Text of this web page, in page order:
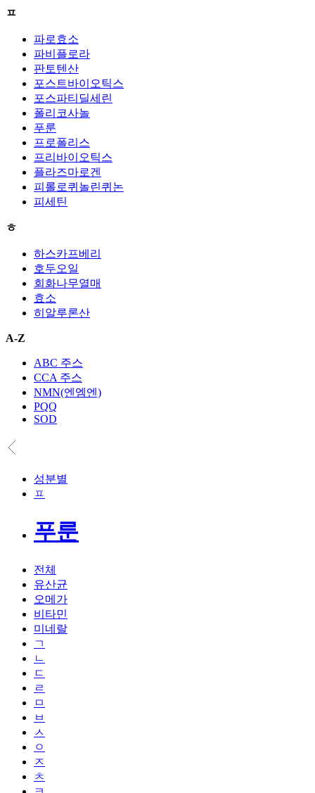
ㅍ
파로효소
파비플로라
판토텐산
포스트바이오틱스
포스파티딜세린
폴리코사놀
푸룬
프로폴리스
프리바이오틱스
플라즈마로겐
피롤로퀴놀린퀴논
피세틴
ㅎ
하스카프베리
호두오일
회화나무열매
효소
히알루론산
A-Z
ABC 주스
CCA 주스
NMN(엔엠엔)
PQQ
SOD
성분별
ㅍ
푸룬
전체
유산균
오메가
비타민
미네랄
ㄱ
ㄴ
ㄷ
ㄹ
ㅁ
ㅂ
ㅅ
ㅇ
ㅈ
ㅊ